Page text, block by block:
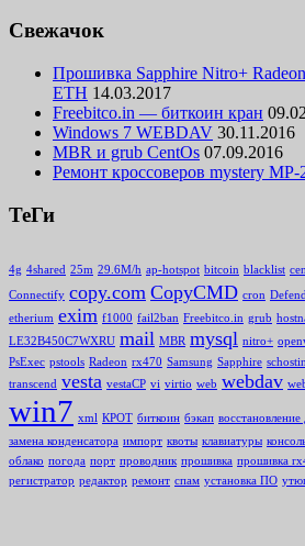
Свежачок
Прошивка Sapphire Nitro+
ETH 14.03.2017
Freebitco.in — биткоин кран
Windows 7 WEBDAV 30.11.2016
MBR и grub CentOs 07.09.2016
Ремонт кроссоверов mystery MP-
ТеГи
4g 4shared 25m 29.6M/h ap-hotspot bitcoin blacklist
Connectify copy.com CopyCMD cron
etherium exim f1000 fail2ban Freebitco.in grub
LE32B450C7WXRU mail MBR mysql nitro+
PsExec pstools Radeon rx470 Samsung Sapphire
transcend vesta vestaCP vi virtio web webdav
win7 xml КРОТ биткоин бэкап
замена конденсатора импорт квоты клавиатуры
облако погода порт проводник прошивка прошивка
регистратор редактор ремонт спам установка ПО